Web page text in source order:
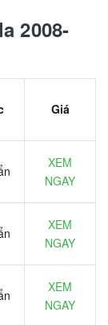
2008-
Giá
XEM
NGAY
XEM
NGAY
XEM
NGAY